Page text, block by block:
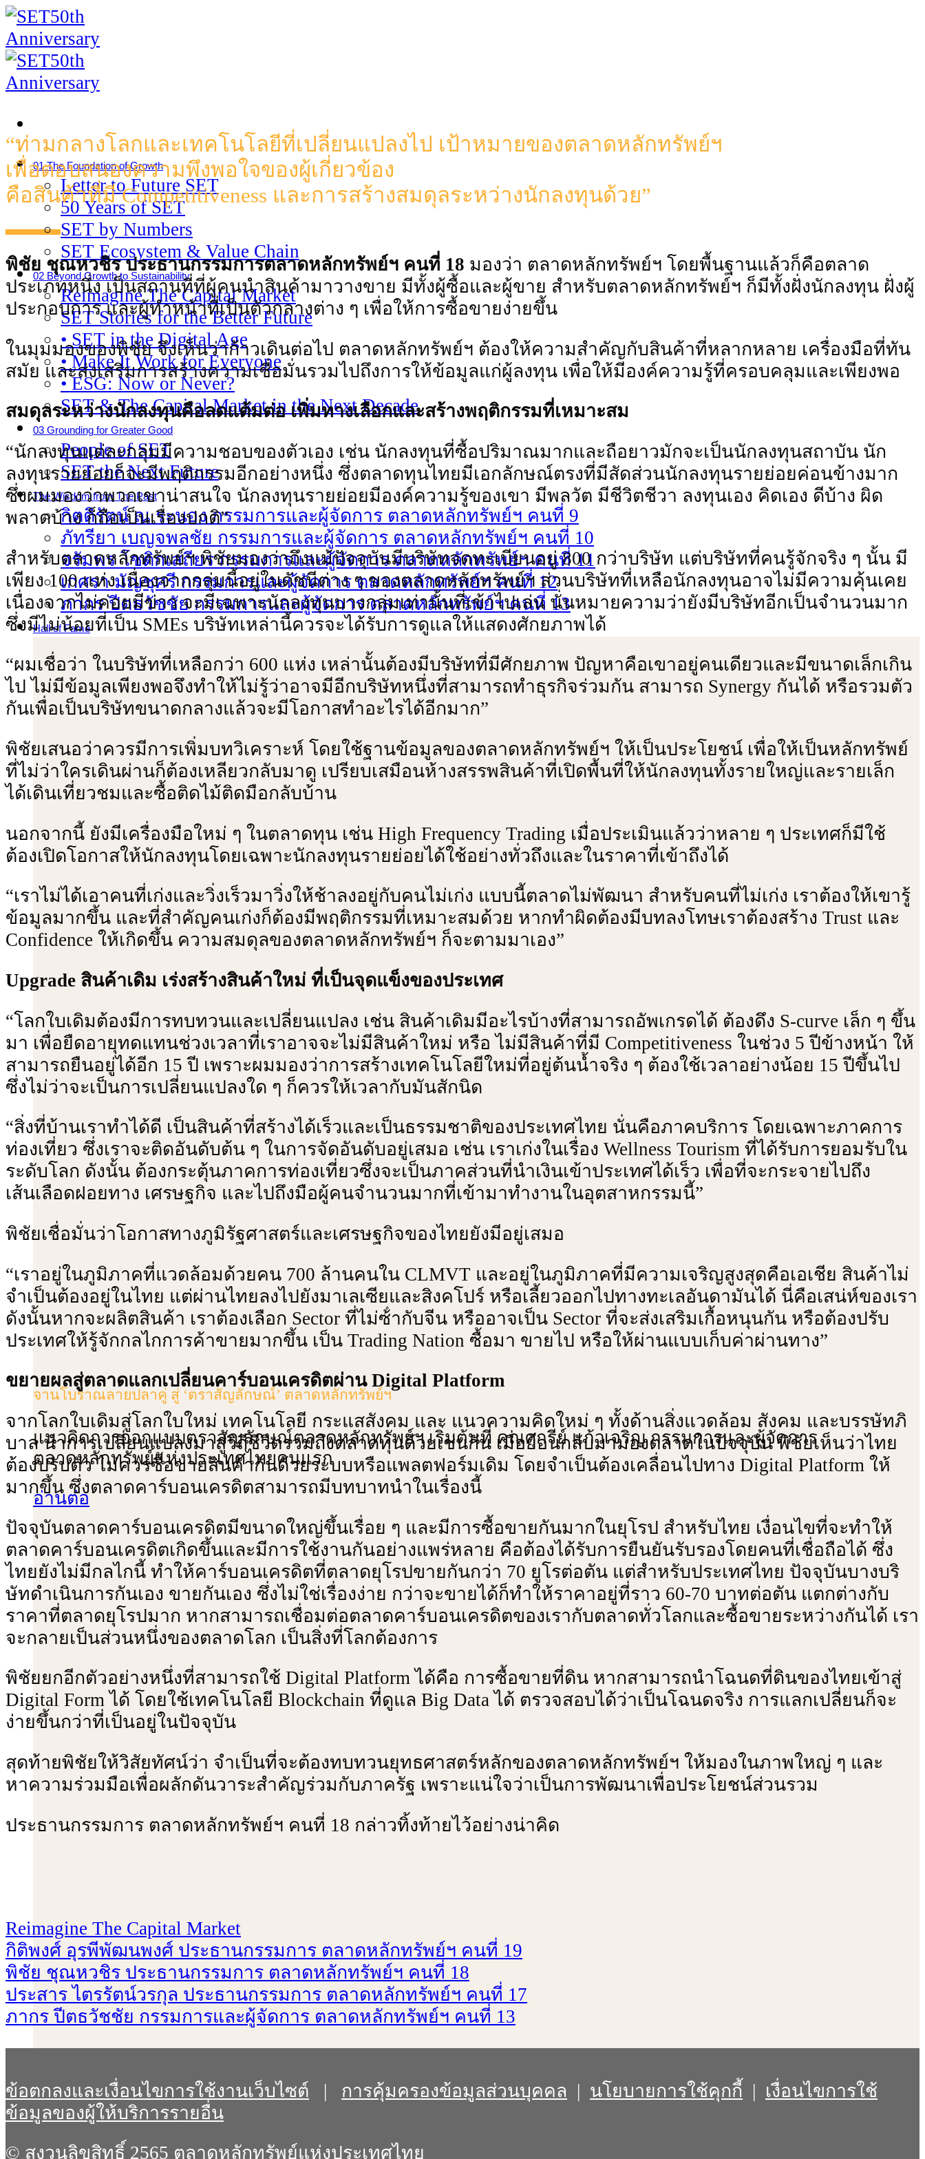
Skip
to
content
01 The Foundation of Growth
Letter to Future SET
50 Years of SET
SET by Numbers
SET Ecosystem & Value Chain
02 Beyond Growth to Sustainability
Reimagine The Capital Market
SET Stories for the Better Future
• SET in the Digital Age
• Make It Work for Everyone
• ESG: Now or Never?
SET & The Capital Market in the Next Decade
03 Grounding for Greater Good
People of SET
SET the Next Future
The Wisdom from The Past
กิตติรัตน์ ณ ระนอง กรรมการและผู้จัดการ ตลาดหลักทรัพย์ฯ คนที่ 9
ภัทรียา เบญจพลชัย กรรมการและผู้จัดการ ตลาดหลักทรัพย์ฯ คนที่ 10
จรัมพร โชติกเสถียร กรรมการและผู้จัดการ ตลาดหลักทรัพย์ฯ คนที่ 11
เกศรา มัญชุศรี กรรมการและผู้จัดการ ตลาดหลักทรัพย์ฯ คนที่ 12
ภากร ปีตธวัชชัย กรรมการและผู้จัดการ ตลาดหลักทรัพย์ฯ คนที่ 13
Hall of Fame
จานโบราณลายปลาคู่ สู่ ‘ตราสัญลักษณ์’ ตลาดหลักทรัพย์ฯ
แนวคิดการออกแบบตราสัญลักษณ์ตลาดหลักทรัพย์ฯ เริ่มต้นที่ คุณศุกรีย์ แก้วเจริญ กรรมการและผู้จัดการ
ตลาดหลักทรัพย์แห่งประเทศไทยคนแรก
อ่านต่อ
“ท่ามกลางโลกและเทคโนโลยีที่เปลี่ยนแปลงไป เป้าหมายของตลาดหลักทรัพย์ฯ
เพื่อตอบสนองความพึงพอใจของผู้เกี่ยวข้อง
คือสินค้าที่มี Competitiveness และการสร้างสมดุลระหว่างนักลงทุนด้วย”
พิชัย ชุณหวชิร ประธานกรรมการตลาดหลักทรัพย์ฯ คนที่ 18 มองว่า ตลาดหลักทรัพย์ฯ โดยพื้นฐานแล้วก็คือตลาด
ประเภทหนึ่ง เป็นสถานที่ที่ผู้คนนําสินค้ามาวางขาย มีทั้งผู้ซื้อและผู้ขาย สําหรับตลาดหลักทรัพย์ฯ ก็มีทั้งฝั่งนักลงทุน ฝั่งผู้
ประกอบการ และผู้ทําหน้าที่เป็นตัวกลางต่าง ๆ เพื่อให้การซื้อขายง่ายขึ้น
ในมุมมองของพิชัย จึงเห็นว่าก้าวเดินต่อไป ตลาดหลักทรัพย์ฯ ต้องให้ความสําคัญกับสินค้าที่หลากหลาย เครื่องมือที่ทัน
สมัย และส่งเสริมการสร้างความเชื่อมั่นรวมไปถึงการให้ข้อมูลแก่ผู้ลงทุน เพื่อให้มีองค์ความรู้ที่ครอบคลุมและเพียงพอ
สมดุลระหว่างนักลงทุนคือลดแต้มต่อ เพิ่มทางเลือกและสร้างพฤติกรรมที่เหมาะสม
“นักลงทุนแต่ละกลุ่มมีความชอบของตัวเอง เช่น นักลงทุนที่ซื้อปริมาณมากและถือยาวมักจะเป็นนักลงทุนสถาบัน นัก
ลงทุนรายย่อยก็จะมีพฤติกรรมอีกอย่างหนึ่ง ซึ่งตลาดทุนไทยมีเอกลักษณ์ตรงที่มีสัดส่วนนักลงทุนรายย่อยค่อนข้างมาก
ซึ่งผมมองว่าพวกเขาน่าสนใจ นักลงทุนรายย่อยมีองค์ความรู้ของเขา มีพลวัต มีชีวิตชีวา ลงทุนเอง คิดเอง ดีบ้าง ผิด
พลาดบ้าง ก็ถือเป็นเรื่องปกติ”
สําหรับตลาดหลักทรัพย์ฯ พิชัยมองว่าถึงแม้ปัจจุบันมีบริษัทจดทะเบียนอยู่ 800 กว่าบริษัท แต่บริษัทที่คนรู้จักจริง ๆ นั้น มี
เพียง 100 แห่ง เนื่องจากกลุ่มนี้อยู่ในดัชนีต่าง ๆ ของตลาดหลักทรัพย์ฯ ส่วนบริษัทที่เหลือนักลงทุนอาจไม่มีความคุ้นเคย
เนื่องจากไม่ค่อยมีข่าว จะมีเฉพาะนักลงทุนบางกลุ่มเท่านั้นที่เข้าไปเล่น นั่นหมายความว่ายังมีบริษัทอีกเป็นจํานวนมาก
ซึ่งมีไม่น้อยที่เป็น SMEs บริษัทเหล่านี้ควรจะได้รับการดูแลให้แสดงศักยภาพได้
“ผมเชื่อว่า ในบริษัทที่เหลือกว่า 600 แห่ง เหล่านั้นต้องมีบริษัทที่มีศักยภาพ ปัญหาคือเขาอยู่คนเดียวและมีขนาดเล็กเกิน
ไป ไม่มีข้อมูลเพียงพอจึงทําให้ไม่รู้ว่าอาจมีอีกบริษัทหนึ่งที่สามารถทําธุรกิจร่วมกัน สามารถ Synergy กันได้ หรือรวมตัว
กันเพื่อเป็นบริษัทขนาดกลางแล้วจะมีโอกาสทําอะไรได้อีกมาก”
พิชัยเสนอว่าควรมีการเพิ่มบทวิเคราะห์ โดยใช้ฐานข้อมูลของตลาดหลักทรัพย์ฯ ให้เป็นประโยชน์ เพื่อให้เป็นหลักทรัพย์
ที่ไม่ว่าใครเดินผ่านก็ต้องเหลียวกลับมาดู เปรียบเสมือนห้างสรรพสินค้าที่เปิดพื้นที่ให้นักลงทุนทั้งรายใหญ่และรายเล็ก
ได้เดินเที่ยวชมและซื้อติดไม้ติดมือกลับบ้าน
นอกจากนี้ ยังมีเครื่องมือใหม่ ๆ ในตลาดทุน เช่น High Frequency Trading เมื่อประเมินแล้วว่าหลาย ๆ ประเทศก็มีใช้
ต้องเปิดโอกาสให้นักลงทุนโดยเฉพาะนักลงทุนรายย่อยได้ใช้อย่างทั่วถึงและในราคาที่เข้าถึงได้
“เราไม่ได้เอาคนที่เก่งและวิ่งเร็วมาวิ่งให้ช้าลงอยู่กับคนไม่เก่ง แบบนี้ตลาดไม่พัฒนา สําหรับคนที่ไม่เก่ง เราต้องให้เขารู้
ข้อมูลมากขึ้น และที่สําคัญคนเก่งก็ต้องมีพฤติกรรมที่เหมาะสมด้วย หากทําผิดต้องมีบทลงโทษเราต้องสร้าง Trust และ
Confidence ให้เกิดขึ้น ความสมดุลของตลาดหลักทรัพย์ฯ ก็จะตามมาเอง”
Upgrade สินค้าเดิม เร่งสร้างสินค้าใหม่ ที่เป็นจุดแข็งของประเทศ
“โลกใบเดิมต้องมีการทบทวนและเปลี่ยนแปลง เช่น สินค้าเดิมมีอะไรบ้างที่สามารถอัพเกรดได้ ต้องดึง S-curve เล็ก ๆ ขึ้น
มา เพื่อยืดอายุทดแทนช่วงเวลาที่เราอาจจะไม่มีสินค้าใหม่ หรือ ไม่มีสินค้าที่มี Competitiveness ในช่วง 5 ปีข้างหน้า ให้
สามารถยืนอยู่ได้อีก 15 ปี เพราะผมมองว่าการสร้างเทคโนโลยีใหม่ที่อยู่ต้นน้ำจริง ๆ ต้องใช้เวลาอย่างน้อย 15 ปีขึ้นไป
ซึ่งไม่ว่าจะเป็นการเปลี่ยนแปลงใด ๆ ก็ควรให้เวลากับมันสักนิด
“สิ่งที่บ้านเราทําได้ดี เป็นสินค้าที่สร้างได้เร็วและเป็นธรรมชาติของประเทศไทย นั่นคือภาคบริการ โดยเฉพาะภาคการ
ท่องเที่ยว ซึ่งเราจะติดอันดับต้น ๆ ในการจัดอันดับอยู่เสมอ เช่น เราเก่งในเรื่อง Wellness Tourism ที่ได้รับการยอมรับใน
ระดับโลก ดังนั้น ต้องกระตุ้นภาคการท่องเที่ยวซึ่งจะเป็นภาคส่วนที่นําเงินเข้าประเทศได้เร็ว เพื่อที่จะกระจายไปถึง
เส้นเลือดฝอยทาง เศรษฐกิจ และไปถึงมือผู้คนจํานวนมากที่เข้ามาทํางานในอุตสาหกรรมนี้”
พิชัยเชื่อมั่นว่าโอกาสทางภูมิรัฐศาสตร์และเศรษฐกิจของไทยยังมีอยู่เสมอ
“เราอยู่ในภูมิภาคที่แวดล้อมด้วยคน 700 ล้านคนใน CLMVT และอยู่ในภูมิภาคที่มีความเจริญสูงสุดคือเอเชีย สินค้าไม่
จําเป็นต้องอยู่ในไทย แต่ผ่านไทยลงไปยังมาเลเซียและสิงคโปร์ หรือเลี้ยวออกไปทางทะเลอันดามันได้ นี่คือเสน่ห์ของเรา
ดังนั้นหากจะผลิตสินค้า เราต้องเลือก Sector ที่ไม่ซ้ํากับจีน หรืออาจเป็น Sector ที่จะส่งเสริมเกื้อหนุนกัน หรือต้องปรับ
ประเทศให้รู้จักกลไกการค้าขายมากขึ้น เป็น Trading Nation ซื้อมา ขายไป หรือให้ผ่านแบบเก็บค่าผ่านทาง”
ขยายผลสู่ตลาดแลกเปลี่ยนคาร์บอนเครดิตผ่าน Digital Platform
จากโลกใบเดิมสู่โลกใบใหม่ เทคโนโลยี กระแสสังคม และ แนวความคิดใหม่ ๆ ทั้งด้านสิ่งแวดล้อม สังคม และบรรษัทภิ
บาล นําการเปลี่ยนแปลงมาสู่วิถีชีวิตรวมถึงตลาดทุนด้วยเช่นกัน เมื่อย้อนกลับมามองตลาดในปัจจุบัน พิชัยเห็นว่าไทย
ต้องปรับตัว ไม่ควรซื้อขายสินค้ากันด้วยระบบหรือแพลตฟอร์มเดิม โดยจําเป็นต้องเคลื่อนไปทาง Digital Platform ให้
มากขึ้น ซึ่งตลาดคาร์บอนเครดิตสามารถมีบทบาทนําในเรื่องนี้
ปัจจุบันตลาดคาร์บอนเครดิตมีขนาดใหญ่ขึ้นเรื่อย ๆ และมีการซื้อขายกันมากในยุโรป สําหรับไทย เงื่อนไขที่จะทําให้
ตลาดคาร์บอนเครดิตเกิดขึ้นและมีการใช้งานกันอย่างแพร่หลาย คือต้องได้รับการยืนยันรับรองโดยคนที่เชื่อถือได้ ซึ่ง
ไทยยังไม่มีกลไกนี้ ทําให้คาร์บอนเครดิตที่ตลาดยุโรปขายกันกว่า 70 ยูโรต่อตัน แต่สําหรับประเทศไทย ปัจจุบันบางบริ
ษัทดําเนินการกันเอง ขายกันเอง ซึ่งไม่ใช่เรื่องง่าย กว่าจะขายได้ก็ทําให้ราคาอยู่ที่ราว 60-70 บาทต่อตัน แตกต่างกับ
ราคาที่ตลาดยุโรปมาก หากสามารถเชื่อมต่อตลาดคาร์บอนเครดิตของเรากับตลาดทั่วโลกและซื้อขายระหว่างกันได้ เรา
จะกลายเป็นส่วนหนึ่งของตลาดโลก เป็นสิ่งที่โลกต้องการ
พิชัยยกอีกตัวอย่างหนึ่งที่สามารถใช้ Digital Platform ได้คือ การซื้อขายที่ดิน หากสามารถนําโฉนดที่ดินของไทยเข้าสู่
Digital Form ได้ โดยใช้เทคโนโลยี Blockchain ที่ดูแล Big Data ได้ ตรวจสอบได้ว่าเป็นโฉนดจริง การแลกเปลี่ยนก็จะ
ง่ายขึ้นกว่าที่เป็นอยู่ในปัจจุบัน
สุดท้ายพิชัยให้วิสัยทัศน์ว่า จําเป็นที่จะต้องทบทวนยุทธศาสตร์หลักของตลาดหลักทรัพย์ฯ ให้มองในภาพใหญ่ ๆ และ
หาความร่วมมือเพื่อผลักดันวาระสําคัญร่วมกับภาครัฐ เพราะแน่ใจว่าเป็นการพัฒนาเพื่อประโยชน์ส่วนรวม
ประธานกรรมการ ตลาดหลักทรัพย์ฯ คนที่ 18 กล่าวทิ้งท้ายไว้อย่างน่าคิด
Reimagine The Capital Market
กิติพงศ์ อุรพีพัฒนพงศ์ ประธานกรรมการ ตลาดหลักทรัพย์ฯ คนที่ 19
พิชัย ชุณหวชิร ประธานกรรมการ ตลาดหลักทรัพย์ฯ คนที่ 18
ประสาร ไตรรัตน์วรกุล ประธานกรรมการ ตลาดหลักทรัพย์ฯ คนที่ 17
ภากร ปีตธวัชชัย กรรมการและผู้จัดการ ตลาดหลักทรัพย์ฯ คนที่ 13
ข้อตกลงและเงื่อนไขการใช้งานเว็บไซต์ | การคุ้มครองข้อมูลส่วนบุคคล | นโยบายการใช้คุกกี้ | เงื่อนไขการใช้
ข้อมูลของผู้ให้บริการรายอื่น
© สงวนลิขสิทธิ์ 2565 ตลาดหลักทรัพย์แห่งประเทศไทย